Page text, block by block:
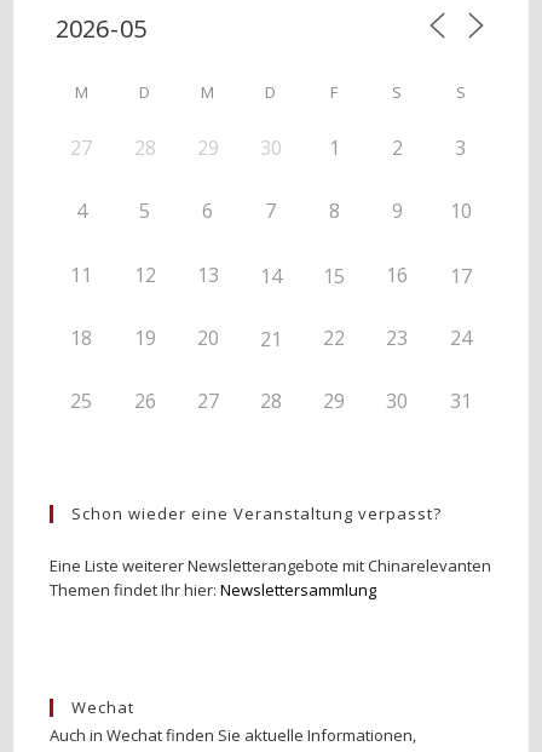
M D M D F S S
27 28 29 30 1 2 3
4 5 6 7 8 9 10
11 12 13 14 15 16 17
18 19 20 21 22 23 24
25 26 27 28 29 30 31
Schon wieder eine Veranstaltung verpasst?
Eine Liste weiterer Newsletterangebote mit Chinarelevanten
Themen findet Ihr hier:Newslettersammlung
Wechat
Auch in Wechat finden Sie aktuelle Informationen,